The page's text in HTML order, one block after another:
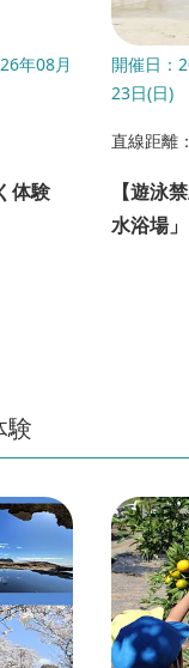
年08月
体験
開催日：
23日(日)
直線距離
【遊泳
水浴場」
験